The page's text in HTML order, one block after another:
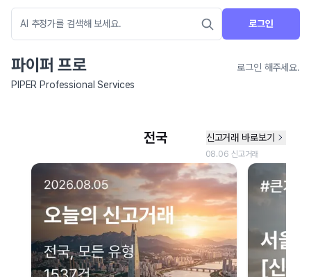
로그인
파이퍼 프로
로그인 해주세요.
PIPER Professional Services